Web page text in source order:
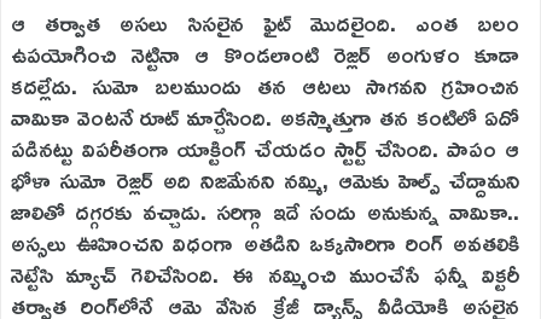
ఆ తర్వాత అసలు సిసలైన ఫైట్ మొదలైంది. ఎంత బలం
ఉపయోగించి నెట్టినా ఆ కొండలాంటి రెజ్లర్ అంగుళం కూడా
కదల్లేదు. సుమో బలముందు తన ఆటలు సాగవని గ్రహించిన
వామికా వెంటనే రూట్ మార్చేసింది. అకస్మాత్తుగా తన కంటిలో ఏదో
పడినట్టు విపరీతంగా యాక్టింగ్ చేయడం స్టార్ట్ చేసింది. పాపం ఆ
భోళా సుమో రెజ్లర్ అది నిజమేనని నమ్మి, ఆమెకు హెల్ప్ చేద్దామని
జాలితో దగ్గరకు వచ్చాడు. సరిగ్గా ఇదే సందు అనుకున్న వామికా..
అస్సలు ఊహించని విధంగా అతడిని ఒక్కసారిగా రింగ్ అవతలికి
నెట్టేసి మ్యాచ్ గెలిచేసింది. ఈ నమ్మించి ముంచేసే ఫన్నీ విక్టరీ
తర్వాత రింగ్‌లోనే ఆమె వేసిన క్రేజీ డ్యాన్స్ వీడియోకి అసలైన